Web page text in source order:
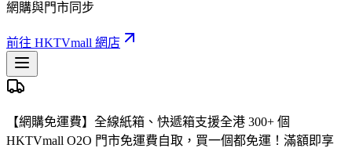
網購與門市同步
前往 HKTVmall 網店
【網購免運費】全線紙箱、快遞箱支援全港 300+ 個
HKTVmall O2O 門市免運費自取，買一個都免運！滿額即享